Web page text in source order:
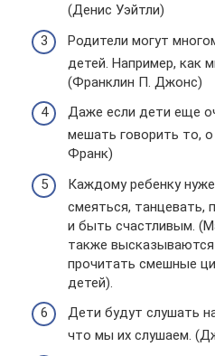
(Денис Уэйтли)
Родители могут
детей. Например, как
(Франклин П. Джонс)
Даже если дети еще
мешать говорить то,
Франк)
Каждому ребенку
смеяться, танцевать,
и быть счастливым.
также
прочитать смешные
детей).
Дети будут слушать
что мы их слушаем.